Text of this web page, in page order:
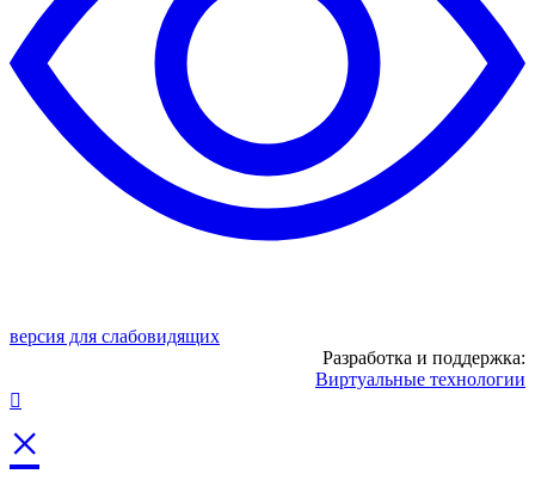
версия для слабовидящих
Разработка и поддержка:
Виртуальные технологии
×